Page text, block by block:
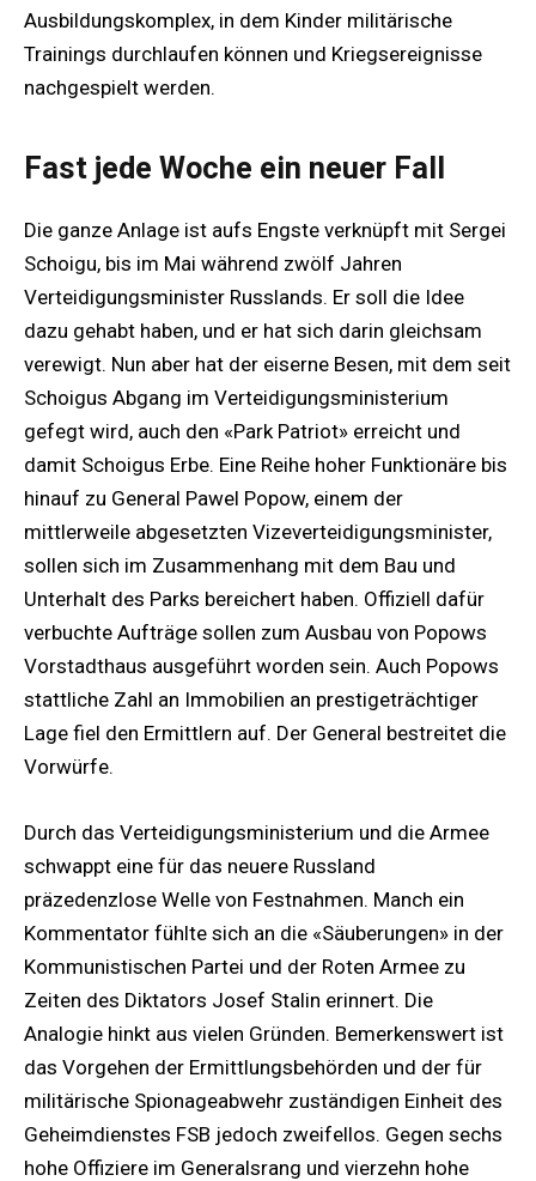
Ausbildungskomplex, in dem Kinder militärische
Trainings durchlaufen können und Kriegsereignisse
nachgespielt werden.
Fast jede Woche ein neuer Fall
Die ganze Anlage ist aufs Engste verknüpft mit Sergei
Schoigu, bis im Mai während zwölf Jahren
Verteidigungsminister Russlands. Er soll die Idee
dazu gehabt haben, und er hat sich darin gleichsam
verewigt. Nun aber hat der eiserne Besen, mit dem seit
Schoigus Abgang im Verteidigungsministerium
gefegt wird, auch den «Park Patriot» erreicht und
damit Schoigus Erbe. Eine Reihe hoher Funktionäre bis
hinauf zu General Pawel Popow, einem der
mittlerweile abgesetzten Vizeverteidigungsminister,
sollen sich im Zusammenhang mit dem Bau und
Unterhalt des Parks bereichert haben. Offiziell dafür
verbuchte Aufträge sollen zum Ausbau von Popows
Vorstadthaus ausgeführt worden sein. Auch Popows
stattliche Zahl an Immobilien an prestigeträchtiger
Lage fiel den Ermittlern auf. Der General bestreitet die
Vorwürfe.
Durch das Verteidigungsministerium und die Armee
schwappt eine für das neuere Russland
präzedenzlose Welle von Festnahmen. Manch ein
Kommentator fühlte sich an die «Säuberungen» in der
Kommunistischen Partei und der Roten Armee zu
Zeiten des Diktators Josef Stalin erinnert. Die
Analogie hinkt aus vielen Gründen. Bemerkenswert ist
das Vorgehen der Ermittlungsbehörden und der für
militärische Spionageabwehr zuständigen Einheit des
Geheimdienstes FSB jedoch zweifellos. Gegen sechs
hohe Offiziere im Generalsrang und vierzehn hohe